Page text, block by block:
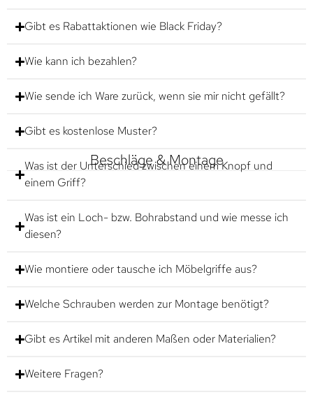
Gibt es Rabattaktionen wie Black Friday?
Wie kann ich bezahlen?
Wie sende ich Ware zurück, wenn sie mir nicht gefällt?
Gibt es kostenlose Muster?
Beschläge & Montage
Was ist der Unterschied zwischen einem Knopf und
einem Griff?
Was ist ein Loch- bzw. Bohrabstand und wie messe ich
diesen?
Wie montiere oder tausche ich Möbelgriffe aus?
Welche Schrauben werden zur Montage benötigt?
Gibt es Artikel mit anderen Maßen oder Materialien?
Weitere Fragen?